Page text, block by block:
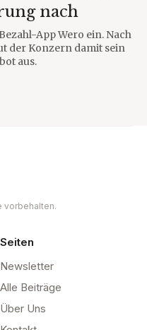
nach
App Wero ein. Nach
der Konzern damit sein
aus.
vorbehalten.
Seiten
Newsletter
Alle Beiträge
Über Uns